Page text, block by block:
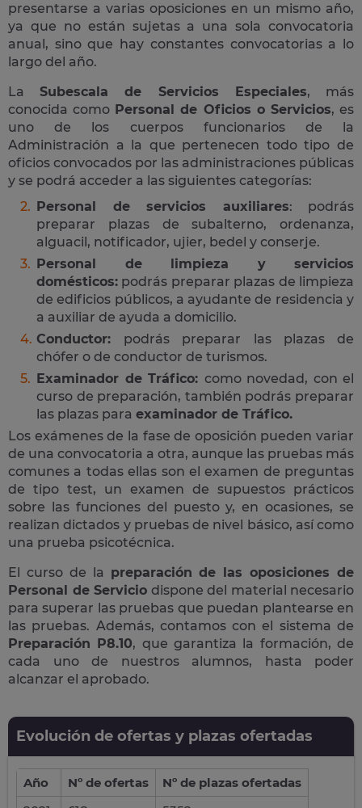
presentarse a varias oposiciones en un mismo año,
ya que no están sujetas a una sola convocatoria
anual, sino que hay constantes convocatorias a lo
largo del año.
LaSubescala de Servicios Especiales, más
conocida como Personal de Oficios o Servicios, es
uno de los cuerpos funcionarios de la
Administración a la que pertenecen todo tipo de
oficios convocados por las administraciones públicas
y se podrá acceder a las siguientes categorías:
Personal de servicios auxiliares: podrás
preparar plazas de subalterno, ordenanza,
alguacil, notificador, ujier, bedel y conserje.
Personal de limpieza y servicios
domésticos: podrás preparar plazas de limpieza
de edificios públicos, a ayudante de residencia y
a auxiliar de ayuda a domicilio.
Conductor: podrás preparar las plazas de
chófer o de conductor de turismos.
Examinador de Tráfico: como novedad, con el
curso de preparación, también podrás preparar
las plazas para examinador de Tráfico.
Los exámenes de la fase de oposición pueden variar
de una convocatoria a otra, aunque las pruebas más
comunes a todas ellas son el examen de preguntas
de tipo test, un examen de supuestos prácticos
sobre las funciones del puesto y, en ocasiones, se
realizan dictados y pruebas de nivel básico, así como
una prueba psicotécnica.
El curso de la preparación de las oposiciones de
Personal de Servicio dispone del material necesario
para superar las pruebas que puedan plantearse en
las pruebas. Además, contamos con el sistema de
Preparación P8.10, que garantiza la formación, de
cada uno de nuestros alumnos, hasta poder
alcanzar el aprobado.
Evolución de ofertas y plazas ofertadas
Año Nº de ofertas
Nº de plazas ofertadas